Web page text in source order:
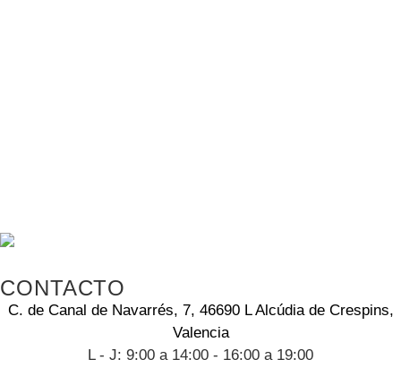
CONTACTO
C. de Canal de Navarrés, 7, 46690 L Alcúdia de Crespins,
Valencia
L - J: 9:00 a 14:00 - 16:00 a 19:00